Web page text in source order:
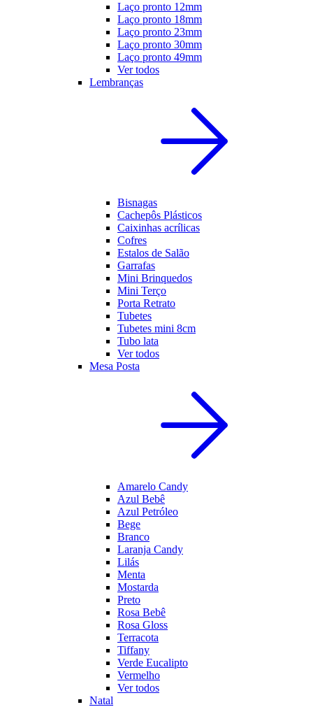
Laço pronto 12mm
Laço pronto 18mm
Laço pronto 23mm
Laço pronto 30mm
Laço pronto 49mm
Ver todos
Lembranças
Bisnagas
Cachepôs Plásticos
Caixinhas acrílicas
Cofres
Estalos de Salão
Garrafas
Mini Brinquedos
Mini Terço
Porta Retrato
Tubetes
Tubetes mini 8cm
Tubo lata
Ver todos
Mesa Posta
Amarelo Candy
Azul Bebê
Azul Petróleo
Bege
Branco
Laranja Candy
Lilás
Menta
Mostarda
Preto
Rosa Bebê
Rosa Gloss
Terracota
Tiffany
Verde Eucalipto
Vermelho
Ver todos
Natal